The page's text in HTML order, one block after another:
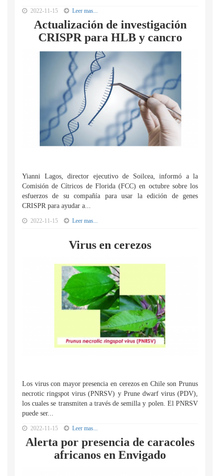
2022-11-15 Leer mas...
Actualización de investigación
CRISPR para HLB y cancro
Yianni Lagos, director ejecutivo de Soilcea, informó a la
Comisión de Cítricos de Florida (FCC) en octubre sobre los
esfuerzos de su compañía para usar la edición de genes
CRISPR para ayudar a...
2022-11-15 Leer mas...
Virus en cerezos
Los virus con mayor presencia en cerezos en Chile son Prunus
necrotic ringspot virus (PNRSV) y Prune dwarf virus (PDV),
los cuales se transmiten a través de semilla y polen. El PNRSV
puede ser...
2022-11-15 Leer mas...
Alerta por presencia de caracoles
africanos en Envigado